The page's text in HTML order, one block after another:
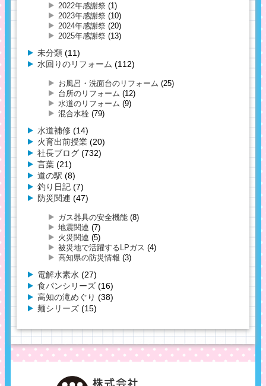
2022年感謝祭 (1)
2023年感謝祭 (10)
2024年感謝祭 (20)
2025年感謝祭 (13)
未分類 (11)
水回りのリフォーム (112)
お風呂・洗面台のリフォーム (25)
台所のリフォーム (12)
水道のリフォーム (9)
混合水栓 (79)
水道補修 (14)
火育出前授業 (20)
社長ブログ (732)
言葉 (21)
道の駅 (8)
釣り日記 (7)
防災関連 (47)
ガス器具の安全機能 (8)
地震関連 (7)
火災関連 (5)
被災地で活躍するLPガス (4)
高知県の防災情報 (3)
電解水素水 (27)
食パンシリーズ (16)
高知の滝めぐり (38)
麺シリーズ (15)